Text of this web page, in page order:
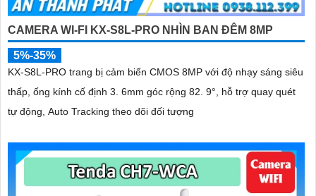
CAMERA WI-FI KX-S8L-PRO NHÌN BAN ĐÊM 8MP
5%-35%
KX-S8L-PRO trang bị cảm biến CMOS 8MP với độ nhạy sáng siêu
thấp, ống kính cố định 3. 6mm góc rộng 82. 9°, hỗ trợ quay quét
tự động, Auto Tracking theo dõi đối tượng